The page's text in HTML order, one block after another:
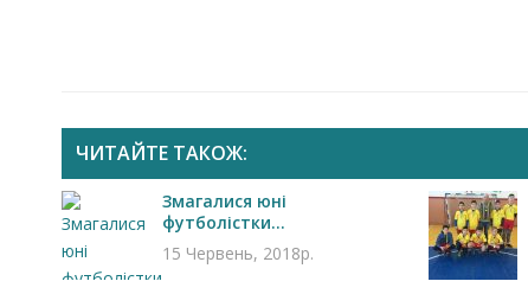
ЧИТАЙТЕ ТАКОЖ:
Змагалися юні
футболістки...
15 Червень, 2018р.
Запрошуємо на роботу в
Чехію